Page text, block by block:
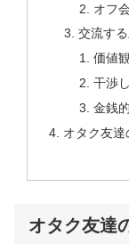
オフ
交流す
価値
干渉
金銭
オタク友
オタク友達